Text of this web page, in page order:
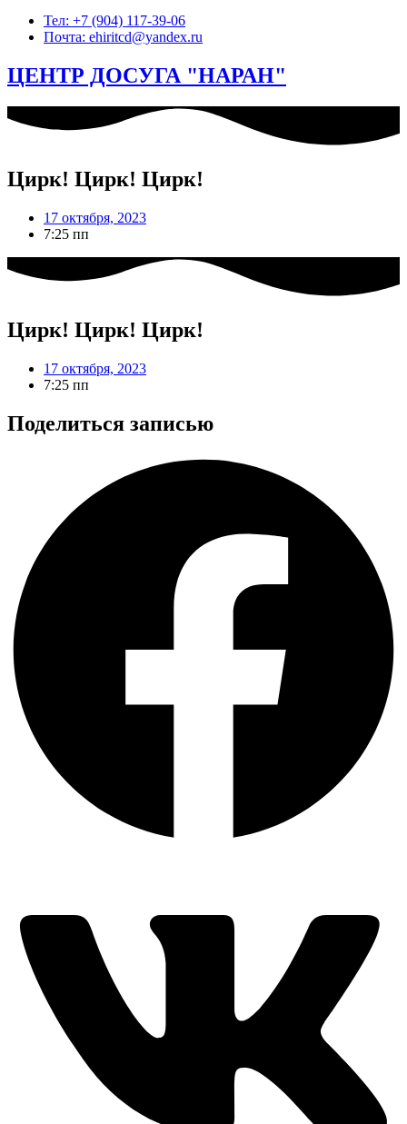
Тел: +7 (904) 117-39-06
Почта: ehiritcd@yandex.ru
ЦЕНТР ДОСУГА "НАРАН"
Цирк! Цирк! Цирк!
17 октября, 2023
7:25 пп
Цирк! Цирк! Цирк!
17 октября, 2023
7:25 пп
Поделиться записью